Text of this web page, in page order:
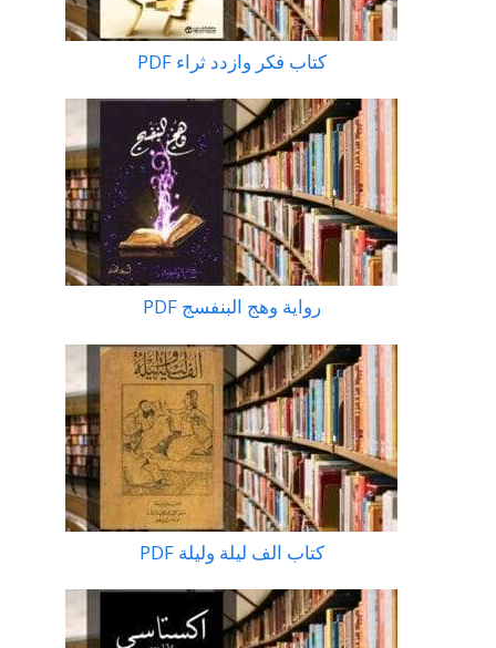
كتاب فكر وازدد ثراء PDF
رواية وهج البنفسج PDF
كتاب الف ليلة وليلة PDF